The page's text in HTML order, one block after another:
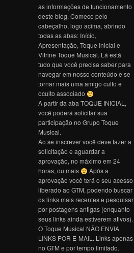
as informações de funcionamento
deste blog. Comece pelo
cabeçalho, logo acima, abrindo
todas as abas: Início,
Apresentação, Toque Inicial e
Vitrine Toque Musical. Lá está
tudo que você precisa saber para
navegar em nosso conteúdo e se
tornar mais uma amigo culto e
oculto associado
A partir da aba TOQUE INICIAL,
você poderá solicitar sua
participação no Grupo Toque
Musical.
Ao se inscrever você deve fazer a
solicitação e aguardar a
aprovação, no máximo em 24
horas, ou mais
Após a
aprovação você terá o seu acesso
liberado ao GTM, podendo buscar
os links mais recentes e pesquisar
por postagens antigas (enquanto
seus links ainda estiverem ativos).
O Toque Musical NÃO ENVIA
LINKS POR E-MAIL. Links apenas
no GTM e por tempo limitado.